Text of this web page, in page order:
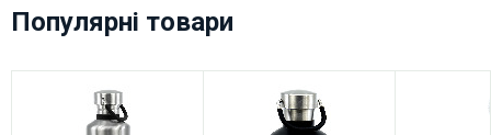
Популярні товари